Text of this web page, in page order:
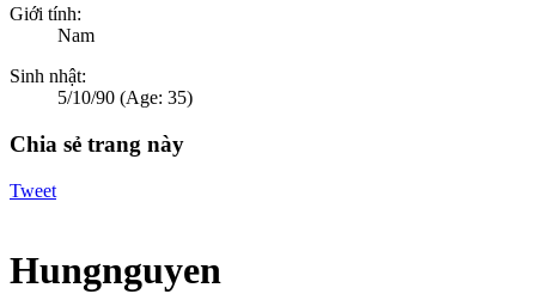
Giới tính:
Nam
Sinh nhật:
5/10/90 (Age: 35)
Chia sẻ trang này
Tweet
Hungnguyen